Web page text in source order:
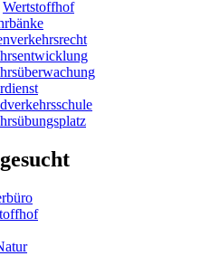
Wertstoffhof